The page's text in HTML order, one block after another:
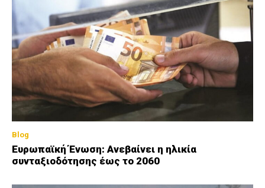
Blog
Ευρωπαϊκή Ένωση: Ανεβαίνει η ηλικία
συνταξιοδότησης έως το 2060